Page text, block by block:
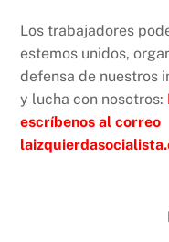
Los trabajadores
estemos unidos,
defensa de nuestros
y lucha con nosotros:
escríbenos al correo